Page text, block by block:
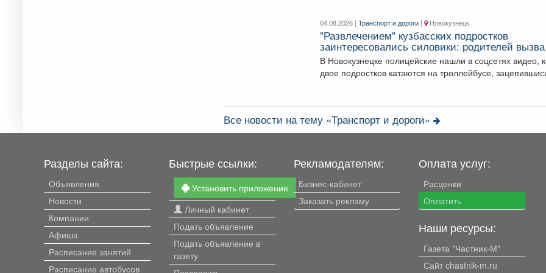
04.08.2026 |Транспорт и дороги | Новокузнецк
"Развлечением" кузбасских подростков
заинтересовались силовики: родителей
в полицию
В Новокузнецке полицейские нашли в соцсетях видео,
двое подростков катаются на троллейбусе,
Все новости на тему «Транспорт и дороги»
Разделы сайта:
Объявления
Новости
Компании
Афиша
Расписание занятий
Расписание автобусов
Быстрые ссылки:
Установить приложение
Личный кабинет
Подать объявление
Подать объявление в
газету
Рекламодателям:
Бизнес-кабинет
Заказать рекламу
Оплата услуг:
Расценки
Оплатить
Наши ресурсы:
Газета "Частник-М"
Сайт chastnik-m.ru